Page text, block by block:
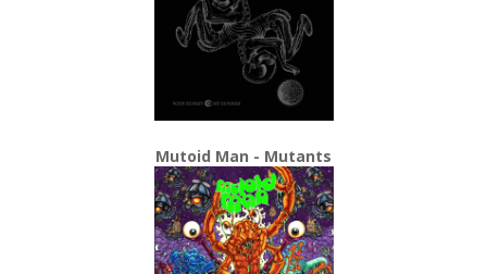
Mutoid Man - Mutants